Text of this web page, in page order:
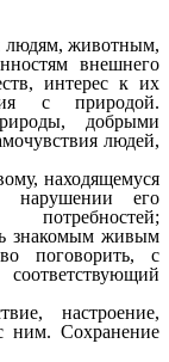
людям, животным,
внешнего
интерес к их
с природой.
добрыми
людей,
находящемуся
нарушении его
потребностей;
знакомым живым
поговорить, с
настроение,
ним. Сохранение